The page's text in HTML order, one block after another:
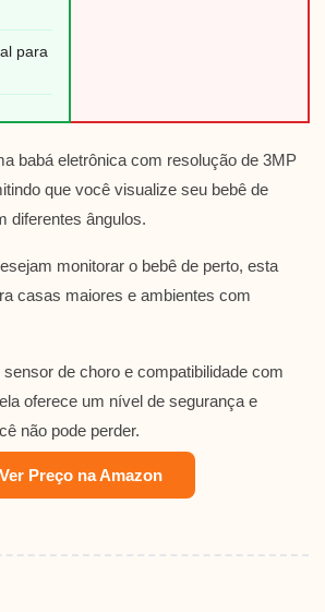
para
babá eletrônica com resolução de 3MP
que você visualize seu bebê de
diferentes ângulos.
monitorar o bebê de perto, esta
casas maiores e ambientes com
de choro e compatibilidade com
oferece um nível de segurança e
não pode perder.
Ver Preço na Amazon